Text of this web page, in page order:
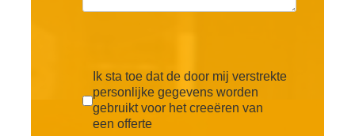
Ik sta toe dat de door mij verstrekte
personlijke gegevens worden
gebruikt voor het creeëren van
een offerte